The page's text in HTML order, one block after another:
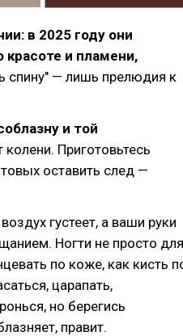
в 2025 году они
красоте и пламени,
спину" — лишь прелюдия к
и той
Приготовьтесь
оставить след —
густеет, а ваши руки
Ногти не просто для
по коже, как кисть
царапать,
но берегись
правит.